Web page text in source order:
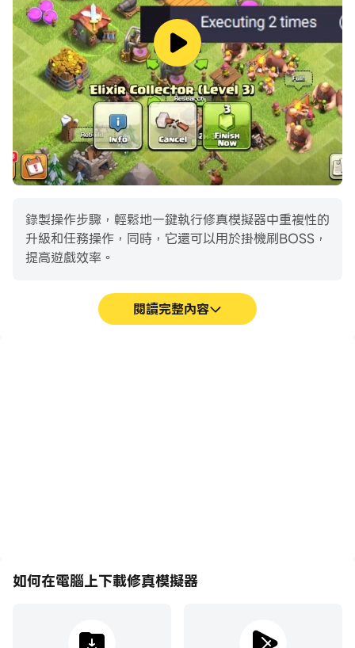
錄製操作步驟，輕鬆地一鍵執行修真模擬器中重複性的
升級和任務操作，同時，它還可以用於掛機刷BOSS，
提高遊戲效率。
閱讀完整內容
如何在電腦上下載修真模擬器